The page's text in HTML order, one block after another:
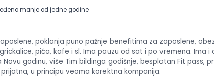
manje od jedne godine
poklanja puno pažnje benefitima za zaposlene,
pića, kafe i sl. Ima pauzu od sat i po vremena. Ima
Novu godinu, više Tim bildinga godišnje, besplatan Fit pass,
u principu veoma korektna kompanija.